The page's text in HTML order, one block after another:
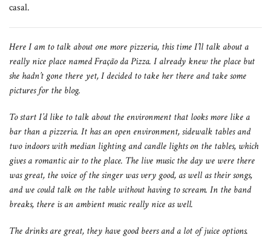
casal.
Here I am to talk about one more pizzeria, this time I’ll talk about a
really nice place named Fração da Pizza. I already knew the place but
she hadn’t gone there yet, I decided to take her there and take some
pictures for the blog.
To start I’d like to talk about the environment that looks more like a
bar than a pizzeria. It has an open environment, sidewalk tables and
two indoors with median lighting and candle lights on the tables, which
gives a romantic air to the place. The live music the day we were there
was great, the voice of the singer was very good, as well as their songs,
and we could talk on the table without having to scream. In the band
breaks, there is an ambient music really nice as well.
The drinks are great, they have good beers and a lot of juice options.